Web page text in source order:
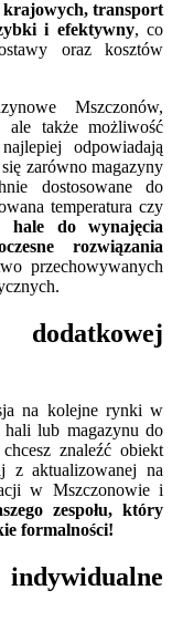
krajowych, transport
i efektywny, co
oraz kosztów
Mszczonów,
ale także możliwość
odpowiadają
zarówno magazyny
dostosowane do
temperatura czy
hale do wynajęcia
rozwiązania
przechowywanych
na kolejne rynki w
hali lub magazynu do
znaleźć obiekt
z aktualizowanej na
w Mszczonowie i
zespołu, który
formalności!